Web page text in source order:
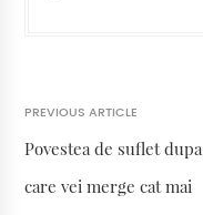
PREVIOUS ARTICLE
Povestea de suflet dupa
care vei merge cat mai